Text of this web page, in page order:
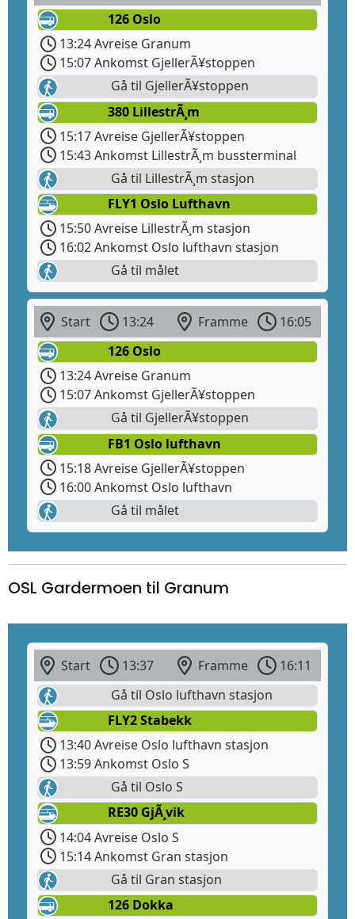
126 Oslo
13:24 Avreise Granum
15:07 Ankomst GjellerÃ¥stoppen
Gå til GjellerÃ¥stoppen
380 LillestrÃ¸m
15:17 Avreise GjellerÃ¥stoppen
15:43 Ankomst LillestrÃ¸m bussterminal
Gå til LillestrÃ¸m stasjon
FLY1 Oslo Lufthavn
15:50 Avreise LillestrÃ¸m stasjon
16:02 Ankomst Oslo lufthavn stasjon
Gå til målet
Start 13:24 Framme
16:05
126 Oslo
13:24 Avreise Granum
15:07 Ankomst GjellerÃ¥stoppen
Gå til GjellerÃ¥stoppen
FB1 Oslo lufthavn
15:18 Avreise GjellerÃ¥stoppen
16:00 Ankomst Oslo lufthavn
Gå til målet
OSL Gardermoen til Granum
Start 13:37 Framme
16:11
Gå til Oslo lufthavn stasjon
FLY2 Stabekk
13:40 Avreise Oslo lufthavn stasjon
13:59 Ankomst Oslo S
Gå til Oslo S
RE30 GjÃ¸vik
14:04 Avreise Oslo S
15:14 Ankomst Gran stasjon
Gå til Gran stasjon
126 Dokka